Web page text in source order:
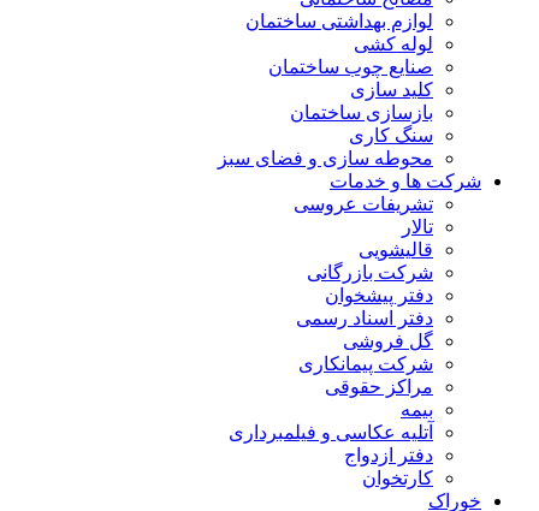
لوازم بهداشتی ساختمان
لوله کشی
صنایع چوب ساختمان
کلید سازی
بازسازی ساختمان
سنگ کاری
محوطه سازی و فضای سبز
شرکت ها و خدمات
تشریفات عروسی
تالار
قالیشویی
شرکت بازرگانی
دفتر پیشخوان
دفتر اسناد رسمی
گل فروشی
شرکت پیمانکاری
مراکز حقوقی
بیمه
آتلیه عکاسی و فیلمبرداری
دفتر ازدواج
کارتخوان
خوراک